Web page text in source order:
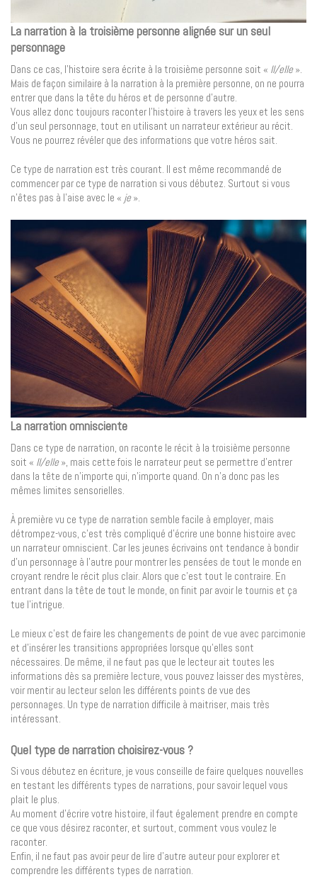
La narration à la troisième personne alignée sur un seul
personnage
Dans ce cas, l’histoire sera écrite à la troisième personne soit « Il/elle».
Mais de façon similaire à la narration à la première personne, on ne pourra
entrer que dans la tête du héros et de personne d’autre.
Vous allez donc toujours raconter l’histoire à travers les yeux et les sens
d’un seul personnage, tout en utilisant un narrateur extérieur au récit.
Vous ne pourrez révéler que des informations que votre héros sait.
Ce type de narration est très courant. Il est même recommandé de
commencer par ce type de narration si vous débutez. Surtout si vous
n’êtes pas à l’aise avec le « je».
La narration omnisciente
Dans ce type de narration, on raconte le récit à la troisième personne
soit « Il/elle», mais cette fois le narrateur peut se permettre d’entrer
dans la tête de n’importe qui, n’importe quand. On n’a donc pas les
mêmes limites sensorielles.
À première vu ce type de narration semble facile à employer, mais
détrompez-vous, c’est très compliqué d’écrire une bonne histoire avec
un narrateur omniscient. Car les jeunes écrivains ont tendance à bondir
d’un personnage à l’autre pour montrer les pensées de tout le monde en
croyant rendre le récit plus clair. Alors que c’est tout le contraire. En
entrant dans la tête de tout le monde, on finit par avoir le tournis et ça
tue l’intrigue.
Le mieux c’est de faire les changements de point de vue avec parcimonie
et d’insérer les transitions appropriées lorsque qu’elles sont
nécessaires. De même, il ne faut pas que le lecteur ait toutes les
informations dès sa première lecture, vous pouvez laisser des mystères,
voir mentir au lecteur selon les différents points de vue des
personnages. Un type de narration difficile à maitriser, mais très
intéressant.
Quel type de narration choisirez-vous ?
Si vous débutez en écriture, je vous conseille de faire quelques nouvelles
en testant les différents types de narrations, pour savoir lequel vous
plait le plus.
Au moment d’écrire votre histoire, il faut également prendre en compte
ce que vous désirez raconter, et surtout, comment vous voulez le
raconter.
Enfin, il ne faut pas avoir peur de lire d’autre auteur pour explorer et
comprendre les différents types de narration.